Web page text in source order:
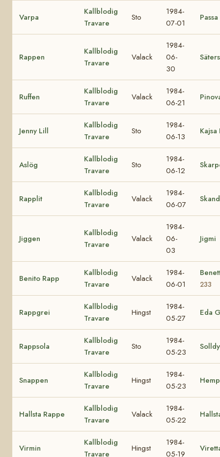
Varpa
Kallblodig
Travare
Sto
1984-
07-01
Passa
Rappen
Kallblodig
Travare
Valack
1984-
06-
30
Ruffen
Kallblodig
Travare
Valack
1984-
06-21
Jenny Lill
Kallblodig
Travare
Sto
1984-
06-13
Aslög
Kallblodig
Travare
Sto
1984-
06-12
Rapplit
Kallblodig
Travare
Valack
1984-
06-07
Jiggen
Kallblodig
Travare
Valack
1984-
06-
03
Jigmi
Benito Rapp
Kallblodig
Travare
Valack
1984-
06-01
233
Rappgrei
Kallblodig
Travare
Hingst
1984-
05-27
Eda
Rappsola
Kallblodig
Travare
Sto
1984-
05-23
Solldy
Snappen
Kallblodig
Travare
Hingst
1984-
05-23
Hallsta Rappe
Kallblodig
Travare
Valack
1984-
05-22
Virmin
Kallblodig
Travare
Hingst
1984-
05-19